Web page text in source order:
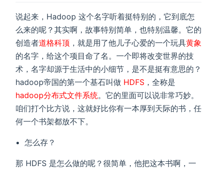
说起来，Hadoop 这个名字听着挺特别的，它到底怎
么来的呢？其实啊，故事特别简单，也特别温馨。它的
创造者道格科顶 ，就是用了他儿子心爱的一个玩具黄象
的名字，给这个项目命了名。一个即将改变世界的技
术，名字却源于生活中的小细节，是不是挺有意思的？
hadoop帝国的第一个基石叫做 HDFS ，全称是
hadoop分布式文件系统。它的里面可以说非常巧妙。
咱们打个比方说，这就好比你有一本厚到天际的书，任
何一个书架都放不下。
怎么存？
那 HDFS 是怎么做的呢？很简单，他把这本书啊，一